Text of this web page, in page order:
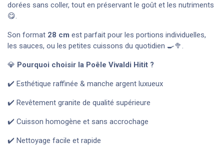
dorées sans coller, tout en préservant le goût et les nutriments
😋.
Son format 28 cm est parfait pour les portions individuelles,
les sauces, ou les petites cuissons du quotidien 🍳🥦.
💎 Pourquoi choisir la Poêle Vivaldi Hitit ?
✔️ Esthétique raffinée & manche argent luxueux
✔️ Revêtement granite de qualité supérieure
✔️ Cuisson homogène et sans accrochage
✔️ Nettoyage facile et rapide